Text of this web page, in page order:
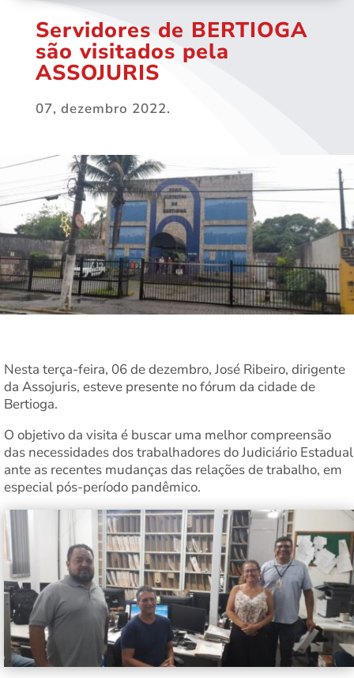
Servidores de BERTIOGA
são visitados pela
ASSOJURIS
07, dezembro 2022.
Nesta terça-feira, 06 de dezembro, José Ribeiro, dirigente
da Assojuris, esteve presente no fórum da cidade de
Bertioga.
O objetivo da visita é buscar uma melhor compreensão
das necessidades dos trabalhadores do Judiciário Estadual
ante as recentes mudanças das relações de trabalho, em
especial pós-período pandêmico.